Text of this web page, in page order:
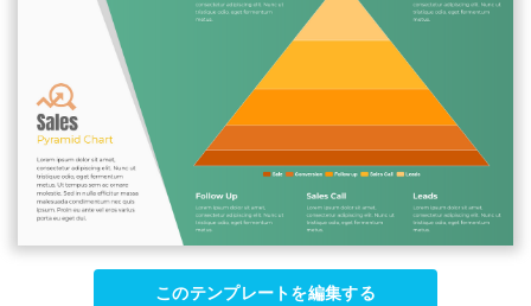
このテンプレートを編集する